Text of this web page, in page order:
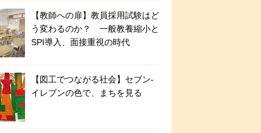
【教師への扉】教員採用試験はど
う変わるのか？ 一般教養縮小と
SPI導入、面接重視の時代
【図工でつながる社会】セブン‐
イレブンの色で、まちを見る